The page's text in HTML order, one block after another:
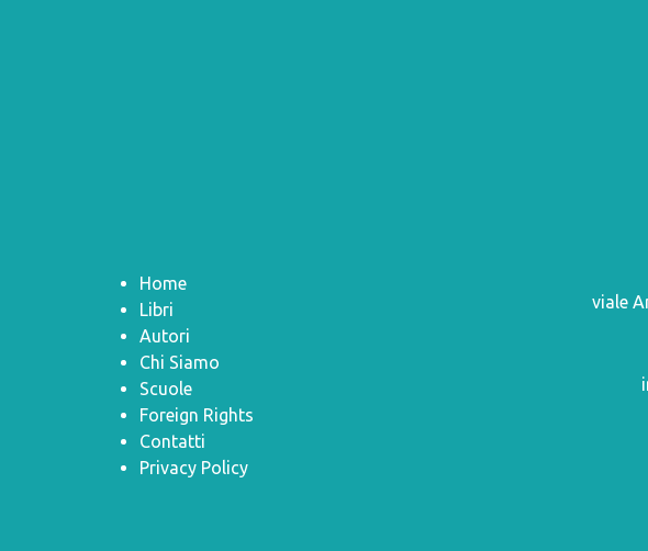
Home
Libri
Autori
Chi Siamo
Scuole
Foreign Rights
Contatti
Privacy Policy
viale